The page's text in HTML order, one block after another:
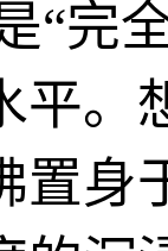
“完
平。
置身